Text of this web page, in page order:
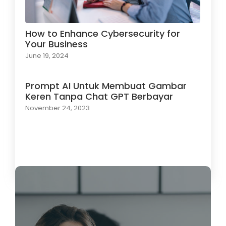
How to Enhance Cybersecurity for
Your Business
June 19, 2024
Prompt AI Untuk Membuat Gambar
Keren Tanpa Chat GPT Berbayar
November 24, 2023